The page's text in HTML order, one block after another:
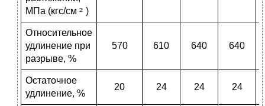
МПа (кгс/см
)
Относительное
удлинение при
разрыве, %
570 610 640 640
Остаточное
удлинение, %
20 24 24 24